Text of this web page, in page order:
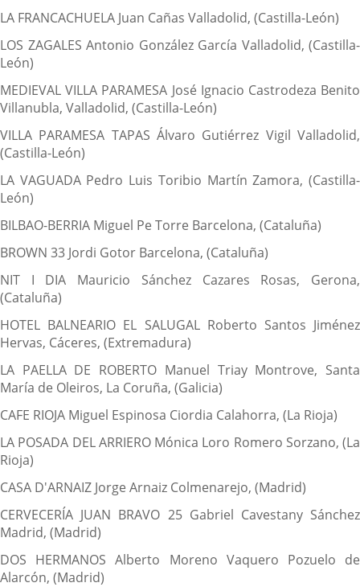
LA FRANCACHUELA Juan Cañas Valladolid, (Castilla-León)
LOS ZAGALES Antonio González García Valladolid, (Castilla-
León)
MEDIEVAL VILLA PARAMESA José Ignacio Castrodeza Benito
Villanubla, Valladolid, (Castilla-León)
VILLA PARAMESA TAPAS Álvaro Gutiérrez Vigil Valladolid,
(Castilla-León)
LA VAGUADA Pedro Luis Toribio Martín Zamora, (Castilla-
León)
BILBAO-BERRIA Miguel Pe Torre Barcelona, (Cataluña)
BROWN 33 Jordi Gotor Barcelona, (Cataluña)
NIT I DIA Mauricio Sánchez Cazares Rosas, Gerona,
(Cataluña)
HOTEL BALNEARIO EL SALUGAL Roberto Santos Jiménez
Hervas, Cáceres, (Extremadura)
LA PAELLA DE ROBERTO Manuel Triay Montrove, Santa
María de Oleiros, La Coruña, (Galicia)
CAFE RIOJA Miguel Espinosa Ciordia Calahorra, (La Rioja)
LA POSADA DEL ARRIERO Mónica Loro Romero Sorzano, (La
Rioja)
CASA D'ARNAIZ Jorge Arnaiz Colmenarejo, (Madrid)
CERVECERÍA JUAN BRAVO 25 Gabriel Cavestany Sánchez
Madrid, (Madrid)
DOS HERMANOS Alberto Moreno Vaquero Pozuelo de
Alarcón, (Madrid)